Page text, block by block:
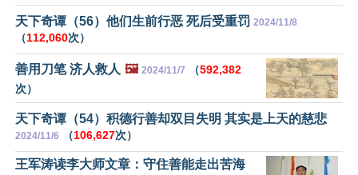
天下奇谭（56）他们生前行恶 死后受重罚 2024/11/8
（112,060次）
善用刀笔 济人救人 🖼️ 2024/11/7 （592,382
次）
天下奇谭（54）积德行善却双目失明 其实是上天的慈悲
2024/11/6 （106,627次）
王军涛读李大师文章：守住善能走出苦海